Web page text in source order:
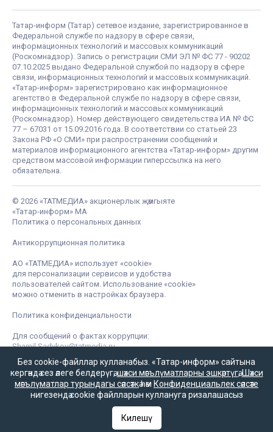
Татар-информ (Татар) сетевое издание, зарегистрированное в
Федеральной службе по надзору в сфере связи,
информационных технологий и массовых коммуникаций
(Роскомнадзор). Запись о регистрации СМИ ЭЛ № ФС 77 - 90202
07.10.2025 выдано Федеральной службой по надзору в сфере
связи, информационных технологий и массовых коммуникаций.
«Татар-информ» зарегистрировано как информационное
агентство в Федеральной службе по надзору в сфере связи,
информационных технологий и массовых коммуникаций
(Роскомнадзор). Номер действующего свидетельства ИА № ФС
77 – 67031 от 15.09.2016 года. В соответствии со статьей 23
Закона РФ «О СМИ» при распространении сообщений и
материалов информационного агентства «Татар-информ» другим
средством массовой информации гиперссылка на него
обязательна.
© 2026 «ТАТМЕДИА» акционерлык җәмгыяте
«Татар-информ» МА
Политика о персональных данных
Антикоррупционная политика
АО «ТАТМЕДИА» использует «cookie»
для персонализации сервисов и удобства
пользователей сайтом. Использование «cookie»
можно отменить в настройках браузера.
Политика конфиденциальности
Для сообщений о фактах коррупции:
Shamil.Sadykov@tatmedia.ru
Без cookie-файллар кулланабыз. «Татар-информ» сайтына
кергәндә сез әлеге белдерүгә,шәхси мәгълүматларны эшкәртүгә,Шәхси
мәгълүматлар турындагы сәясәткәһәм Конфиденциальлек сәясәте
нигезендә cookie файлларын куллануга ризалашасыз
Килешү